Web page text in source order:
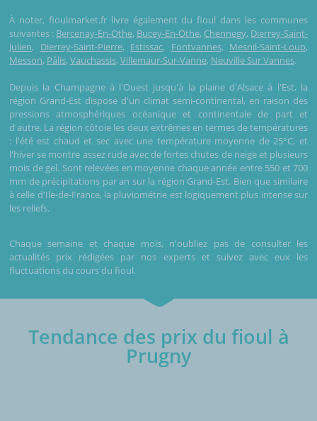
À noter, fioulmarket.fr livre également du fioul dans les communes
suivantes : Bercenay-En-Othe, Bucey-En-Othe, Chennegy, Dierrey-Saint-
Julien, Dierrey-Saint-Pierre, Estissac, Fontvannes, Mesnil-Saint-Loup,
Messon, Pâlis, Vauchassis, Villemaur-Sur-Vanne, Neuville Sur Vannes.
Depuis la Champagne à l'Ouest jusqu'à la plaine d'Alsace à l'Est, la
région Grand-Est dispose d'un climat semi-continental, en raison des
pressions atmosphériques océanique et continentale de part et
d'autre. La région côtoie les deux extrêmes en termes de températures
: l'été est chaud et sec avec une température moyenne de 25°C, et
l'hiver se montre assez rude avec de fortes chutes de neige et plusieurs
mois de gel. Sont relevées en moyenne chaque année entre 550 et 700
mm de précipitations par an sur la région Grand-Est. Bien que similaire
à celle d'Ile-de-France, la pluviométrie est logiquement plus intense sur
les reliefs.
Chaque semaine et chaque mois, n'oubliez pas de consulter les
actualités prix rédigées par nos experts et suivez avec eux les
fluctuations du cours du fioul.
Tendance des prix du fioul à
Prugny